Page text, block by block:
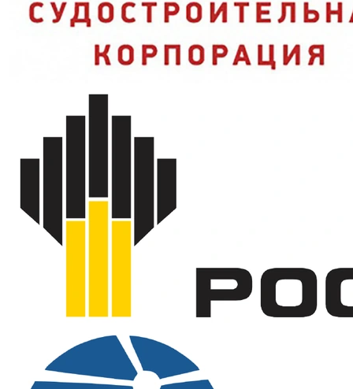
одежда дольше остаётся чистой;
Застёжка-молния:быстро надевается и снимается даже в
Накладные карманы:крепёж и мелкий инструмент всегда
Характеристики и стандарты
Модель
смесовая, 200 г/м2 (20% хлопок,
Пропитка
водоотталкивающая
Защитные свойства
ТР ТС 019/2011, ГОСТ 12.4.280-
молния
Светоотражающие
элементы
да (СОП)